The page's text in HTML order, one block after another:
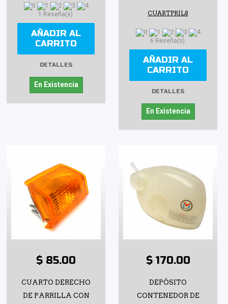
1 Reseña(s)
AÑADIR AL
CARRITO
DETALLES
En Existencia
CUARTPRIL8
6 Reseña(s)
AÑADIR AL
CARRITO
DETALLES
En Existencia
$ 85.00
CUARTO DERECHO
DE PARRILLA CON
$ 170.00
DEPÓSITO
CONTENEDOR DE